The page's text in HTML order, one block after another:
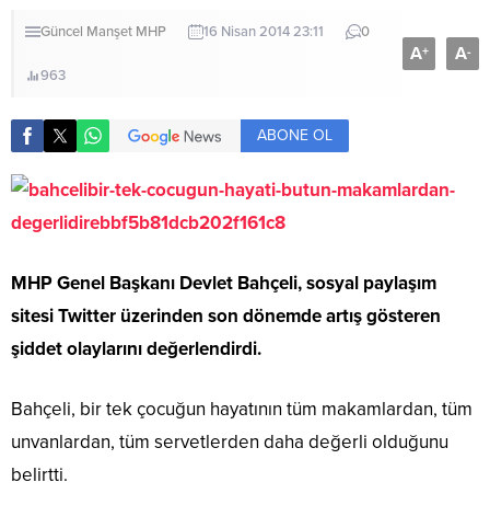
Güncel Manşet MHP 16 Nisan 2014 23:11 0
963
A+ A-
ABONE OL
MHP Genel Başkanı Devlet Bahçeli, sosyal paylaşım
sitesi Twitter üzerinden son dönemde artış gösteren
şiddet olaylarını değerlendirdi.
Bahçeli, bir tek çocuğun hayatının tüm makamlardan, tüm
unvanlardan, tüm servetlerden daha değerli olduğunu
belirtti.